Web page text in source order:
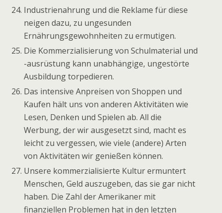
Industrienahrung und die Reklame für diese
neigen dazu, zu ungesunden
Ernährungsgewohnheiten zu ermutigen.
Die Kommerzialisierung von Schulmaterial und
-ausrüstung kann unabhängige, ungestörte
Ausbildung torpedieren.
Das intensive Anpreisen von Shoppen und
Kaufen hält uns von anderen Aktivitäten wie
Lesen, Denken und Spielen ab. All die
Werbung, der wir ausgesetzt sind, macht es
leicht zu vergessen, wie viele (andere) Arten
von Aktivitäten wir genießen können.
Unsere kommerzialisierte Kultur ermuntert
Menschen, Geld auszugeben, das sie gar nicht
haben. Die Zahl der Amerikaner mit
finanziellen Problemen hat in den letzten